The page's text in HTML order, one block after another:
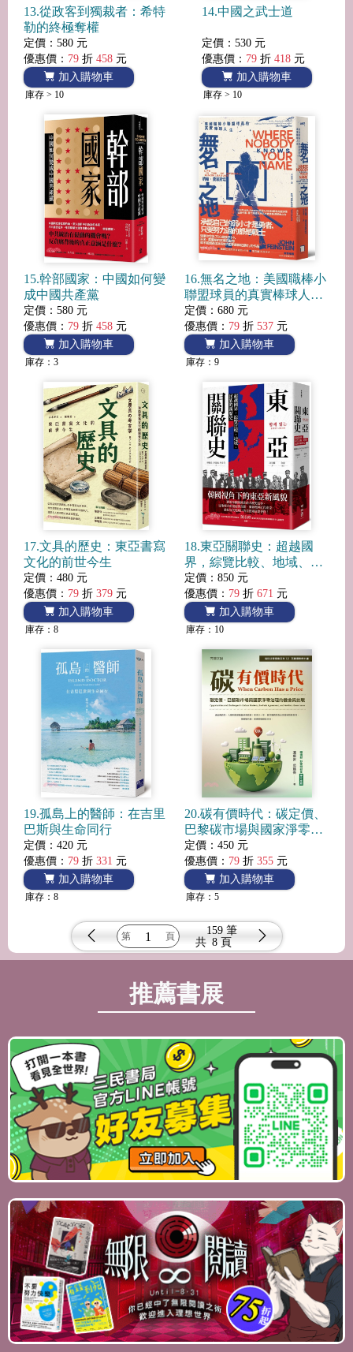
13.從政客到獨裁者：希特
勒的終極奪權
定價：580 元
優惠價： 79 折 458 元
加入購物車
庫存 > 10
14.中國之武士道
定價：530 元
優惠價： 79 折 418 元
加入購物車
庫存 > 10
15.幹部國家：中國如何變
成中國共產黨
定價：580 元
優惠價： 79 折 458 元
加入購物車
庫存：3
16.無名之地：美國職棒小
聯盟球員的真實棒球人生
【當代報導文學名家費恩
斯坦經典之作】
定價：680 元
優惠價： 79 折 537 元
加入購物車
庫存：9
17.文具的歷史：東亞書寫
文化的前世今生
定價：480 元
優惠價： 79 折 379 元
加入購物車
庫存：8
18.東亞關聯史：超越國
界，綜覽比較、地域、民
族的新歷史
定價：850 元
優惠價： 79 折 671 元
加入購物車
庫存：10
19.孤島上的醫師：在吉里
巴斯與生命同行
定價：420 元
優惠價： 79 折 331 元
加入購物車
庫存：8
20.碳有價時代：碳定價、
巴黎碳市場與國家淨零治
理的機會與挑戰
定價：450 元
優惠價： 79 折 355 元
加入購物車
庫存：5
共
159 筆
8 頁
推薦書展